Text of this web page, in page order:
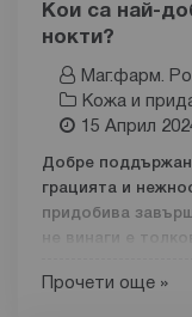
Кои са най-
нокти?
Маг.фарм.
Кожа и
15 Април
Добре
грацията и
придобива
не винаги е
Прочети още »